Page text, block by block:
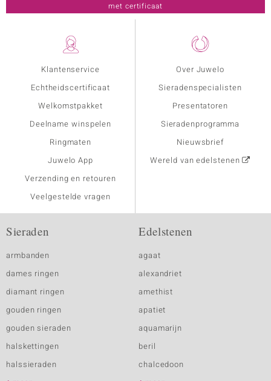
Klantenservice
Echtheidscertificaat
Welkomstpakket
Deelname winspelen
Ringmaten
Juwelo App
Verzending en retouren
Veelgestelde vragen
Over Juwelo
Sieradenspecialisten
Presentatoren
Sieradenprogramma
Nieuwsbrief
Wereld van edelstenen
met certificaat
Sieraden
armbanden
dames ringen
diamant ringen
gouden ringen
gouden sieraden
halskettingen
halssieraden
Edelstenen
agaat
alexandriet
amethist
apatiet
aquamarijn
beril
chalcedoon